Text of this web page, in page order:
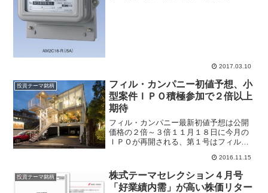
2017.03.10
投資テーマ銘柄
フィル・カンパニー初値予想、小
型案件ＩＰＯ積極参加で２倍以上
期待
フィル・カンパニー最新初値予想は公開
価格の２倍～３倍１１月１８日に今月の
ＩＰＯが再開される、第１号はフィル・
上場する。駐車場と空中店舗という新し
い土地活用スタイルの建設企画から行い
注目企業だ。フィル...
2016.11.15
投資テーマ銘柄
株式テーマセレクション４月号
「好業績内需」が高い株価リター